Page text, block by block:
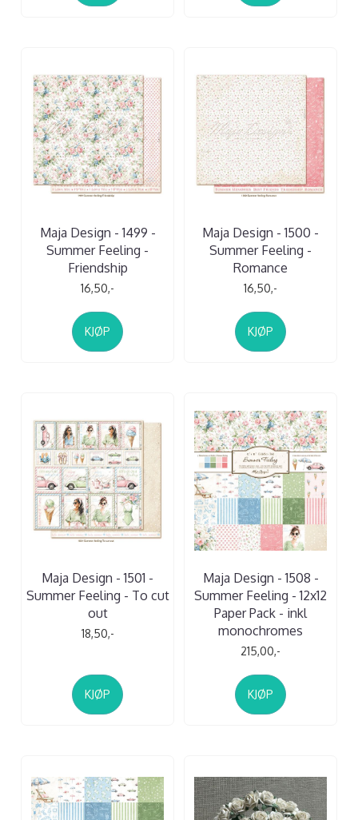
Maja Design - 1499 -
Summer Feeling -
Friendship
16,50,-
KJØP
Maja Design - 1500 -
Summer Feeling -
Romance
16,50,-
KJØP
Maja Design - 1501 -
Summer Feeling - To cut
out
18,50,-
KJØP
Maja Design - 1508 -
Summer Feeling - 12x12
Paper Pack - inkl
monochromes
215,00,-
KJØP